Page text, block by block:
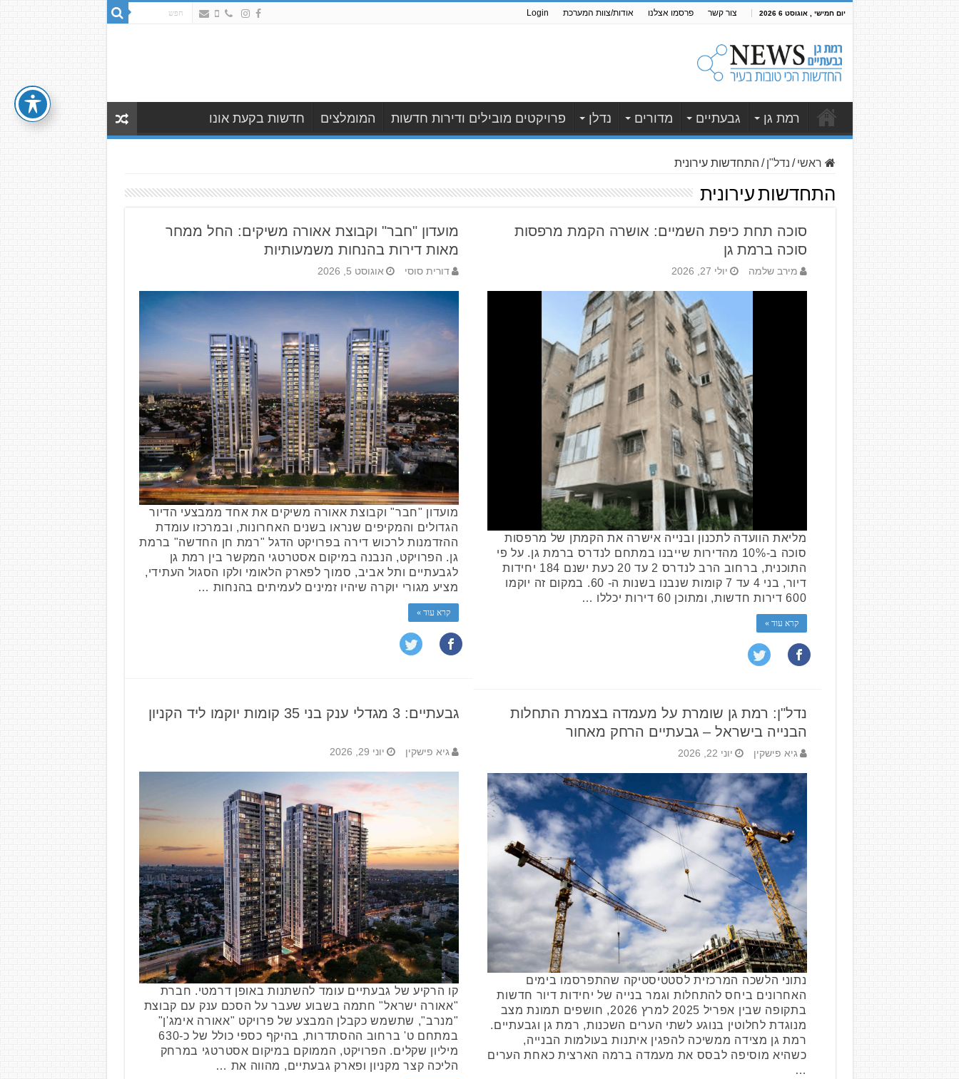
יום חמישי , אוגוסט 6 2026 צור קשר פרסמו אצלנו אודות/צוות המערכת Login
רמת גן גבעתיים מדורים נדלן פרויקטים מובילים ודירות חדשות המומלצים חדשות בקעת אונו
ראשי / נדל"ן / התחדשות עירונית
התחדשות עירונית
מועדון "חבר" וקבוצת אאורה משיקים: החל ממחר
מאות דירות בהנחות משמעותיות
דורית סוסי אוגוסט 5, 2026
מועדון "חבר" וקבוצת אאורה משיקים את אחד ממבצעי הדיור
הגדולים והמקיפים שנראו בשנים האחרונות, ובמרכזו עומדת
ההזדמנות לרכוש דירה בפרויקט הדגל "רמת חן החדשה" ברמת
גן. הפרויקט, הנבנה במיקום אסטרטגי המקשר בין רמת גן
לגבעתיים ותל אביב, סמוך לפארק הלאומי ולקו הסגול העתידי,
מציע מגורי יוקרה שיהיו זמינים לעמיתים בהנחות …
קרא עוד »
סוכה תחת כיפת השמיים: אושרה הקמת מרפסות
סוכה ברמת גן
מירב שלמה יולי 27, 2026
מליאת הוועדה לתכנון ובנייה אישרה את הקמתן של מרפסות
סוכה ב-10% מהדירות שייבנו במתחם לנדרס ברמת גן. על פי
התוכנית, ברחוב הרב לנדרס 2 עד 20 כעת ישנם 184 יחידות
דיור, בני 4 עד 7 קומות שנבנו בשנות ה- 60. במקום זה יוקמו
600 דירות חדשות, ומתוכן 60 דירות יכללו …
קרא עוד »
גבעתיים: 3 מגדלי ענק בני 35 קומות יוקמו ליד הקניון
גיא פישקין יוני 29, 2026
קו הרקיע של גבעתיים עומד להשתנות באופן דרמטי. חברת
"אאורה ישראל" חתמה בשבוע שעבר על הסכם ענק עם קבוצת
"מנרב", שתשמש כקבלן המבצע של פרויקט "אאורה אימג'ן"
במתחם ט' ברחוב ההסתדרות, בהיקף כספי כולל של כ-630
מיליון שקלים. הפרויקט, הממוקם במיקום אסטרטגי במרחק
הליכה קצר מקניון ופארק גבעתיים, מהווה את …
נדל"ן: רמת גן שומרת על מעמדה בצמרת התחלות
הבנייה בישראל – גבעתיים הרחק מאחור
גיא פישקין יוני 22, 2026
נתוני הלשכה המרכזית לסטטיסטיקה שהתפרסמו בימים
האחרונים ביחס להתחלות וגמר בנייה של יחידות דיור חדשות
בתקופה שבין אפריל 2025 למרץ 2026, חושפים תמונת מצב
מנוגדת לחלוטין בנוגע לשתי הערים השכנות, רמת גן וגבעתיים.
רמת גן מצידה ממשיכה להפגין איתנות בעולמות הבנייה,
כשהיא מוסיפה לבסס את מעמדה ברמה הארצית כאחת הערים
…